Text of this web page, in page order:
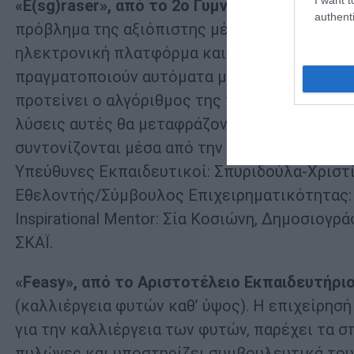
«E(sg)raser», από το 2ο Γυμνάσιο Αγίων
πρόβλημα της αξιόπιστης μέτρησης δεικτών
ηλεκτρονική πλατφόρμα και μια εφαρμογή.
πραγματοποιούν αυτόματα μια διάγνωση
προτείνει ο αλγόριθμος της πλατφόρμας
λύσεις αυτές θα μεταφράζονται κυρίως σε
συντονίζονται μέσα από την εφαρμογή.
Υπεύθυνες Εκπαιδευτικοί: Σπυριδούλα-
Εθελοντής/Σύμβουλος
Inspirational Mentor: Σία Κοσιώνη,
ΣΚΑΪ.
«Feasy», από το Αριστοτέλειο
(καλλιέργεια φυτών καθ’ ύψος). Η
για την καλλιέργεια των φυτών, παρέχει τα